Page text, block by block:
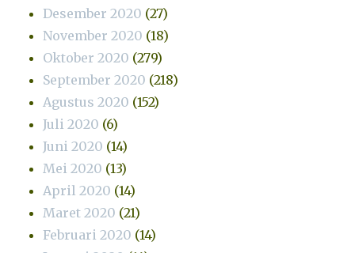
Desember 2020 (27)
November 2020 (18)
Oktober 2020 (279)
September 2020 (218)
Agustus 2020 (152)
Juli 2020 (6)
Juni 2020 (14)
Mei 2020 (13)
April 2020 (14)
Maret 2020 (21)
Februari 2020 (14)